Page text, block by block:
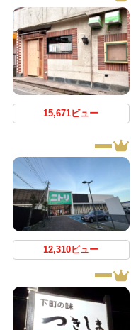
15,671ビュー
12,310ビュー